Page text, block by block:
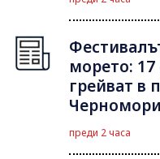
морето:
грейват в
преди 2 часа